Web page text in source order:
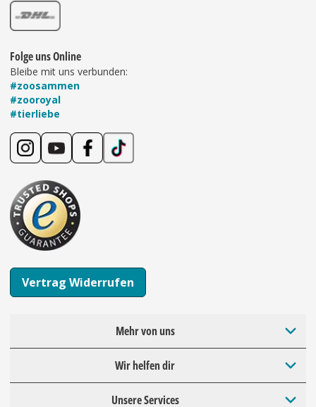
Folge uns Online
Bleibe mit uns verbunden:
#zoosammen
#zooroyal
#tierliebe
Vertrag Widerrufen
Mehr von uns
Wir helfen dir
Unsere Services